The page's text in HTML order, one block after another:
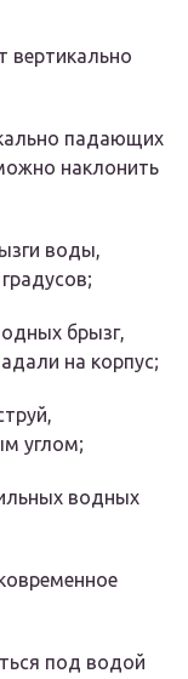
вертикально
падающих
наклонить
воды,
брызг,
на корпус;
углом;
водных
под водой